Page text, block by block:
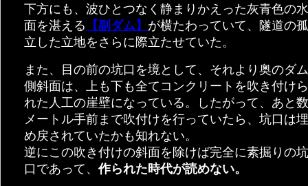
下方にも、波ひとつなく静まりかえった灰青色の
面を湛える
【副ダム】 が横たわっていて、隧道の
立した立地をさらに際立たせていた。
また、目の前の坑口を境として、それより奥のダ
側斜面は、上も下も全てコンクリートを吹き付け
れた人工の崖壁になっている。したがって、あと
メートル手前まで吹付けを行っていたら、坑口は
め戻されていたかも知れない。
逆にこの吹き付けの斜面を除けば完全に素掘りの
口であって、作られた時代が読めない。